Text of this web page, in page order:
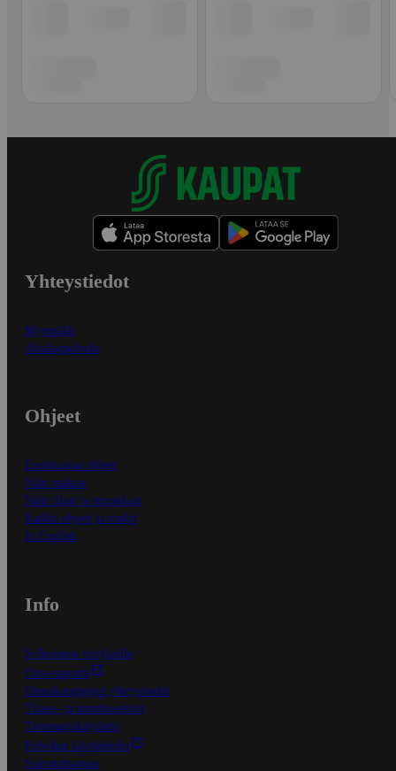
Yhteystiedot
Myymälät
Asiakaspalvelu
Ohjeet
Ensitilaajan ohjeet
Näin maksat
Näin tilaat ja muokkaat
Kaikki ohjeet ja vinkit
In English
Info
S-Business yrityksille
Oiva-raportit
Osuuskauppojen yhteystiedot
Tilaus- ja toimitusehdot
Tietosuojakäytäntö
Palvelun käyttöehdot
Saavutettavuus